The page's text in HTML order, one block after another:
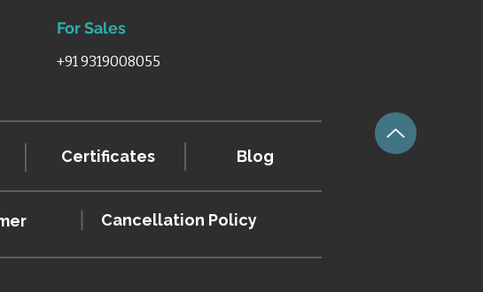
For Sales
+91 9319008055
Certificates Blog
Cancellation Policy